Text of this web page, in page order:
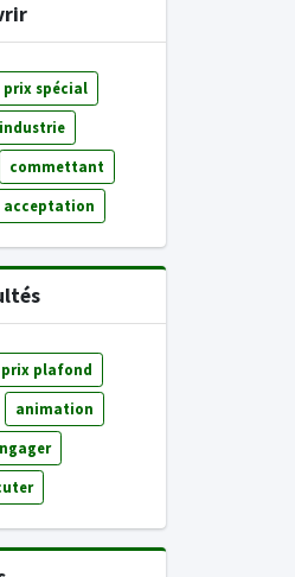
prix spécial
industrie
commettant
acceptation
prix plafond
animation